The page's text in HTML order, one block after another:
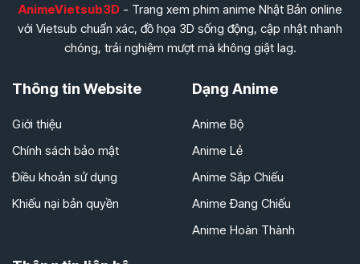
AnimeVietsub3D- Trang xem phim anime Nhật Bản online
với Vietsub chuẩn xác, đồ họa 3D sống động, cập nhật nhanh
chóng, trải nghiệm mượt mà không giật lag.
Thông tin Website
Giới thiệu
Chính sách bảo mật
Điều khoản sử dụng
Khiếu nại bản quyền
Dạng Anime
Anime Bộ
Anime Lẻ
Anime Sắp Chiếu
Anime Đang Chiếu
Anime Hoàn Thành